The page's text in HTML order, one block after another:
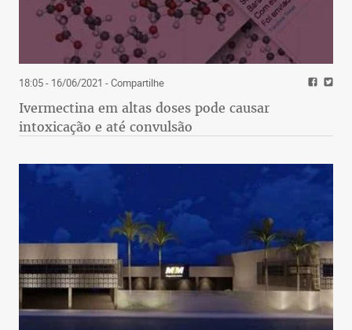
18:05 - 16/06/2021 - Compartilhe
Ivermectina em altas doses pode causar
intoxicação e até convulsão